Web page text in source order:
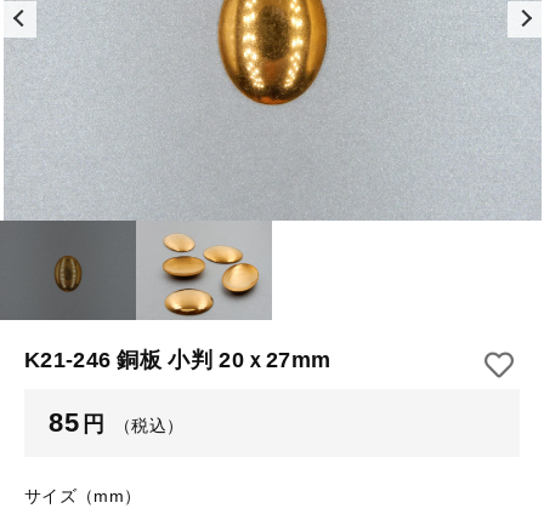
K21-246 銅板 小判 20ｘ27mm
85 円 （税込）
サイズ（mm）
ショッピングを続ける
カートを確認する
★訳ありアウトレット★
【メッキ付】 製品
【メッキ付】 ブローチ台
【はめこみパーツ】 銅板
【はめこみパーツ】 アルミ板
【はめこみパーツ】 アミ
【表金具】 皿・ミール皿
【表金具】 浅皿
【表金具】 透かしパーツ
【メッキ付】 ブローチ台
【はめこみパーツ】 銅板
【はめこみパーツ】 アルミ板
【はめこみパーツ】 アミ
【表金具】 皿・ミール皿
【表金具】 浅皿
【表金具】 押皿・挽物
子カテゴリ
価格帯
在庫あり セール